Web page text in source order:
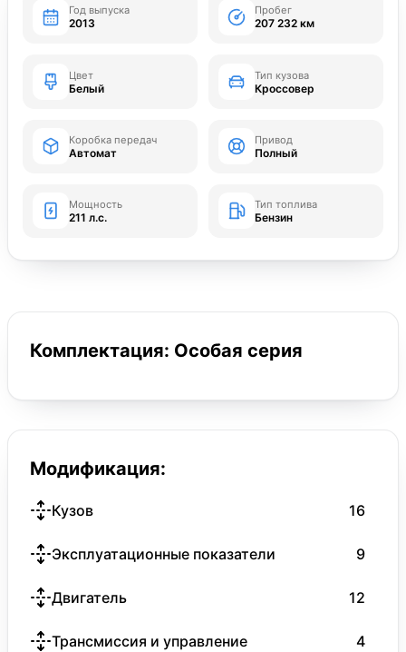
Год выпуска
2013
Пробег
207 232 км
Цвет
Белый
Тип кузова
Кроссовер
Коробка передач
Автомат
Привод
Полный
Мощность
211 л.с.
Тип топлива
Бензин
Комплектация: Особая серия
Модификация:
Кузов 16
Эксплуатационные показатели 9
Двигатель 12
Трансмиссия и управление 4